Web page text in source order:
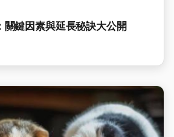
關鍵因素與延長秘訣大公開